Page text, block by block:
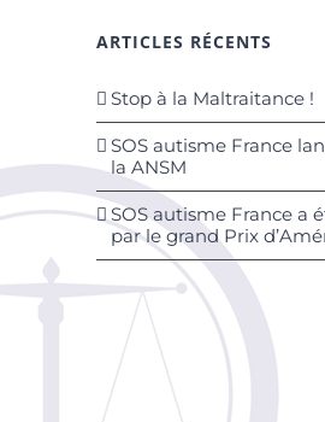
ARTICLES RÉCENTS
Stop à la Maltraitance !
SOS autisme France
la ANSM
SOS autisme France a
par le grand Prix